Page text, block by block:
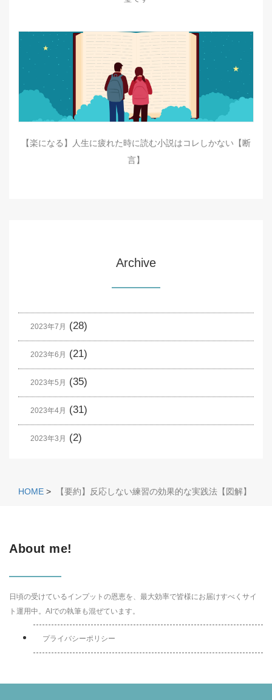
【楽になる】人生に疲れた時に読む小説はコレしかない【断
言】
Archive
2023年7月 (28)
2023年6月 (21)
2023年5月 (35)
2023年4月 (31)
2023年3月 (2)
HOME > 【要約】反応しない練習の効果的な実践法【図解】
About me!
日頃の受けているインプットの恩恵を、最大効率で皆様にお届けすべくサイ
ト運用中。AIでの執筆も混ぜています。
プライバシーポリシー